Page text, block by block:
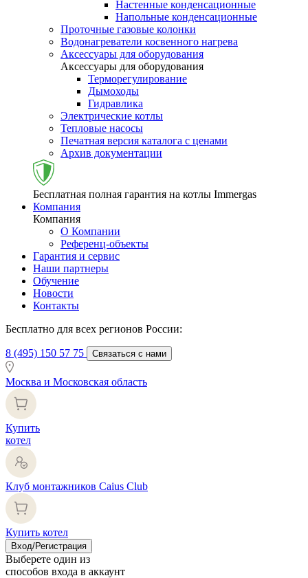
Настенные конденсационные
Напольные конденсационные
Проточные газовые колонки
Водонагреватели косвенного нагрева
Аксессуары для оборудования
Аксессуары для оборудования
Терморегулирование
Дымоходы
Гидравлика
Электрические котлы
Тепловые насосы
Печатная версия каталога с ценами
Архив документации
Бесплатная полная гарантия на котлы Immergas
Компания
Компания
О Компании
Референц-объекты
Гарантия и сервис
Наши партнеры
Обучение
Новости
Контакты
Бесплатно для всех регионов России:
8 (495) 150 57 75 Связаться с нами
Москва и Московская область
Купить
котел
Клуб монтажников Caius Club
Купить котел
Вход/Регистрация
Выберете один из
способов входа в аккаунт